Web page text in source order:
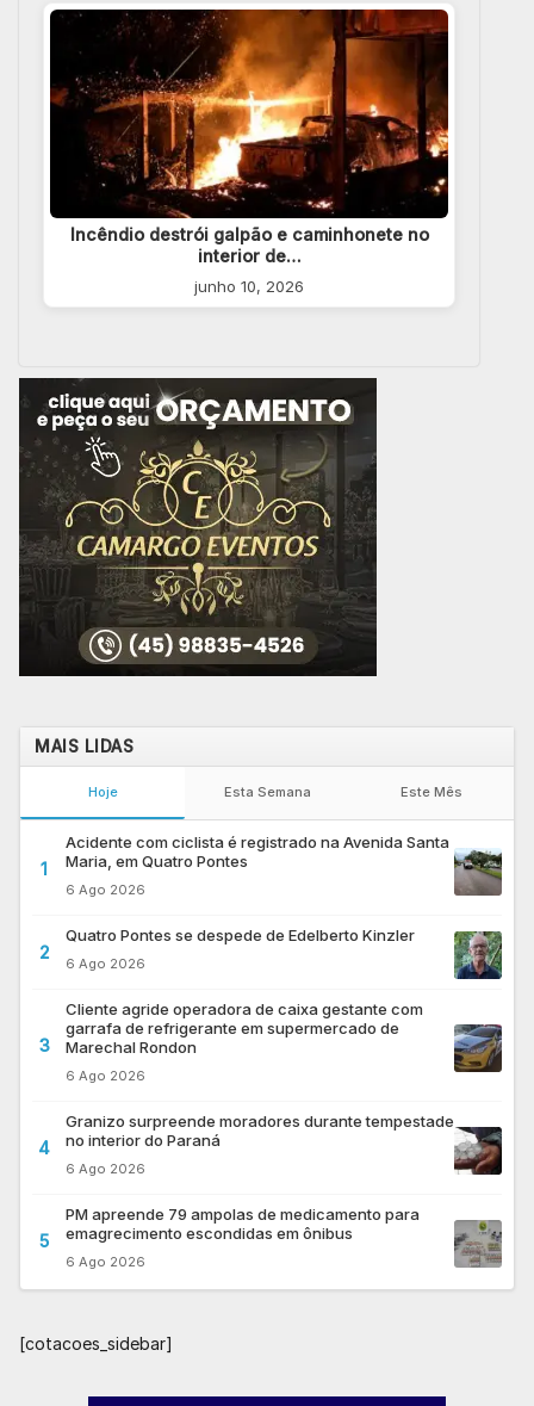
Incêndio destrói galpão e caminhonete no
interior de…
junho 10, 2026
MAIS LIDAS
Hoje Esta Semana Este Mês
1
Acidente com ciclista é registrado na Avenida Santa
Maria, em Quatro Pontes
6 Ago 2026
2
Quatro Pontes se despede de Edelberto Kinzler
6 Ago 2026
3
Cliente agride operadora de caixa gestante com
garrafa de refrigerante em supermercado de
Marechal Rondon
6 Ago 2026
4
Granizo surpreende moradores durante tempestade
no interior do Paraná
6 Ago 2026
5
PM apreende 79 ampolas de medicamento para
emagrecimento escondidas em ônibus
6 Ago 2026
[cotacoes_sidebar]